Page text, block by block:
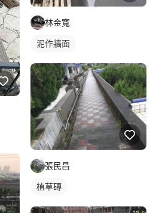
林金寬
泥作牆面
張民昌
植草磚